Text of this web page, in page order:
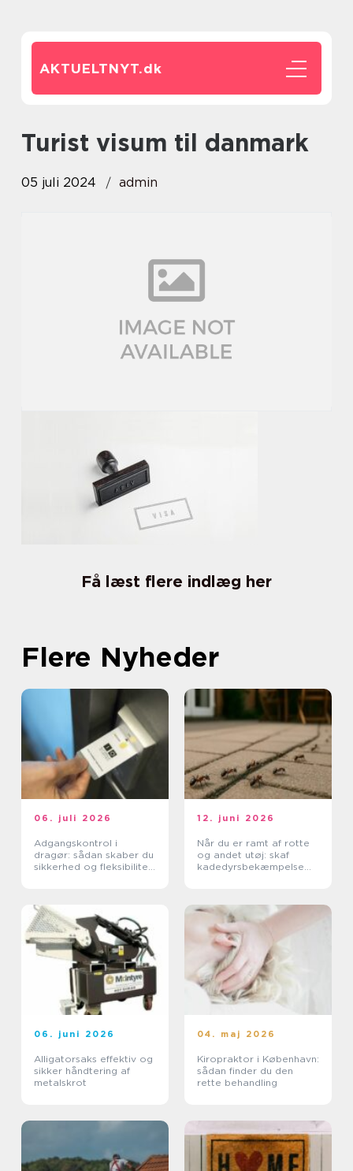
AKTUELTNYT.dk
turist visum til danmark
05 juli 2024 admin
Få læst flere indlæg her
Flere Nyheder
06. juli 2026
Adgangskontrol i
dragør: sådan skaber du
sikkerhed og fleksibilitet
12. juni 2026
Når du er ramt af rotte
og andet utøj: skaf
kadedyrsbekæmpelse
06. juni 2026
Alligatorsaks effektiv og
sikker håndtering af
metalskrot
04. maj 2026
Kiropraktor i København:
sådan finder du den
rette behandling